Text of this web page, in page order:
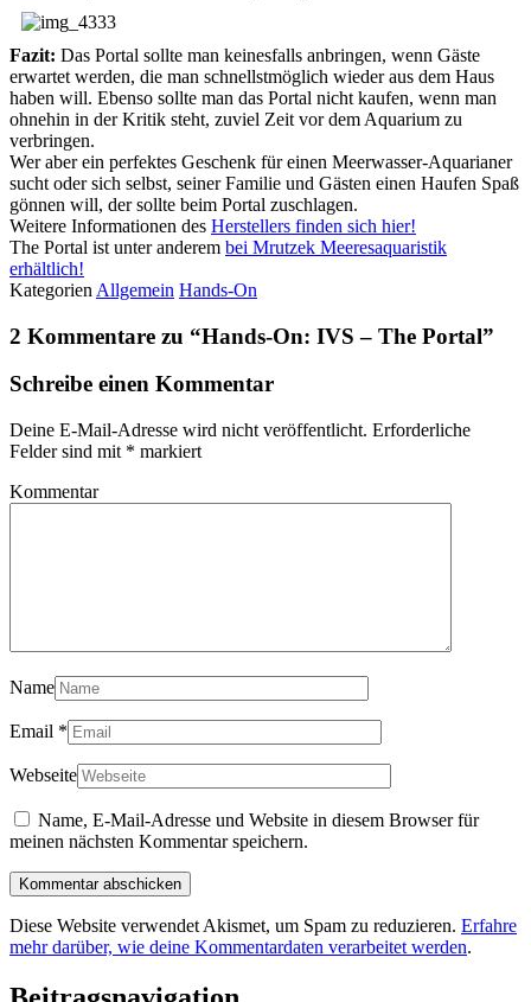
Fazit: Das Portal sollte man keinesfalls anbringen, wenn Gäste
erwartet werden, die man schnellstmöglich wieder aus dem Haus
haben will. Ebenso sollte man das Portal nicht kaufen, wenn man
ohnehin in der Kritik steht, zuviel Zeit vor dem Aquarium zu
verbringen.
Wer aber ein perfektes Geschenk für einen Meerwasser-Aquarianer
sucht oder sich selbst, seiner Familie und Gästen einen Haufen Spaß
gönnen will, der sollte beim Portal zuschlagen.
Weitere Informationen des Herstellers finden sich hier!
The Portal ist unter anderem bei Mrutzek Meeresaquaristik
erhältlich!
Kategorien Allgemein Hands-On
2 Kommentare zu “Hands-On: IVS – The Portal”
Schreibe einen Kommentar
Deine E-Mail-Adresse wird nicht veröffentlicht. Erforderliche
Felder sind mit * markiert
Kommentar
Name
Email *
Webseite
Name, E-Mail-Adresse und Website in diesem Browser für
meinen nächsten Kommentar speichern.
Diese Website verwendet Akismet, um Spam zu reduzieren. Erfahre
mehr darüber, wie deine Kommentardaten verarbeitet werden.